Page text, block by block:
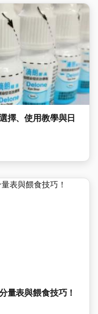
擇、使用教學與日
量表與餵食技巧！